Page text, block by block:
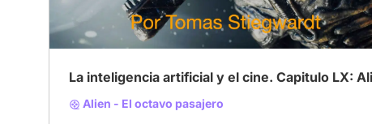
La inteligencia artificial y el cine. Capitulo LX:
Alien - El octavo pasajero